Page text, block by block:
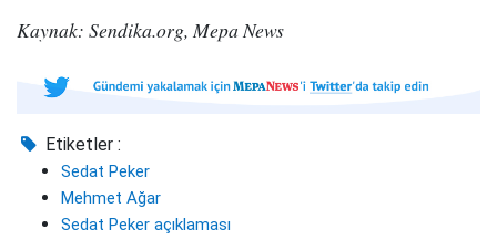
Kaynak: Sendika.org, Mepa News
Etiketler :
Sedat Peker
Mehmet Ağar
Sedat Peker açıklaması